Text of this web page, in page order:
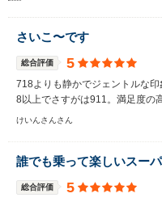
さいこ〜です
総合評価 5
718よりも静かでジェントルな
8以上でさすがは911。満足度の
けいんさんさん
誰でも乗って楽しいスー
総合評価 5